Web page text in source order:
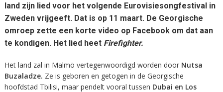
land zijn lied voor het volgende Eurovisiesongfestival in
Zweden vrijgeeft. Dat is op 11 maart. De Georgische
omroep zette een korte video op Facebook om dat aan
te kondigen. Het lied heet Firefighter.
Het land zal in Malmö vertegenwoordigd worden door Nutsa
Buzaladze. Ze is geboren en getogen in de Georgische
hoofdstad Tbilisi, maar pendelt vooral tussen Dubai en Los